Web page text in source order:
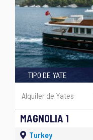
MAGNOLIA 1
TIPO DE YATE
Alquiler de Yates
Turkey